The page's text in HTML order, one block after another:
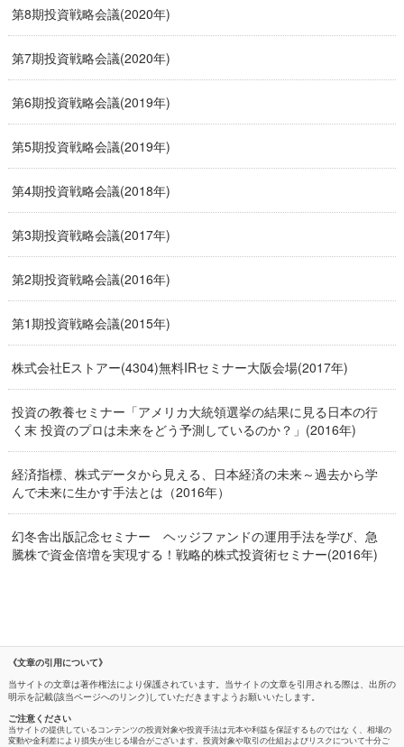
第8期投資戦略会議(2020年)
第7期投資戦略会議(2020年)
第6期投資戦略会議(2019年)
第5期投資戦略会議(2019年)
第4期投資戦略会議(2018年)
第3期投資戦略会議(2017年)
第2期投資戦略会議(2016年)
第1期投資戦略会議(2015年)
株式会社Eストアー(4304)無料IRセミナー大阪会場(2017年)
投資の教養セミナー「アメリカ大統領選挙の結果に見る日本の行
く末 投資のプロは未来をどう予測しているのか？」(2016年)
経済指標、株式データから見える、日本経済の未来～過去から学
んで未来に生かす手法とは（2016年）
幻冬舎出版記念セミナー ヘッジファンドの運用手法を学び、急
騰株で資金倍増を実現する！戦略的株式投資術セミナー(2016年)
《文章の引用について》
当サイトの文章は著作権法により保護されています。当サイトの文章を引用される際は、出所の
明示を記載(該当ページへのリンク)していただきますようお願いいたします。
ご注意ください
当サイトの提供しているコンテンツの投資対象や投資手法は元本や利益を保証するものではな く、相場の
変動や金利差により損失が生じる場合がございます。投資対象や取引の仕組およびリスクについて十分ご